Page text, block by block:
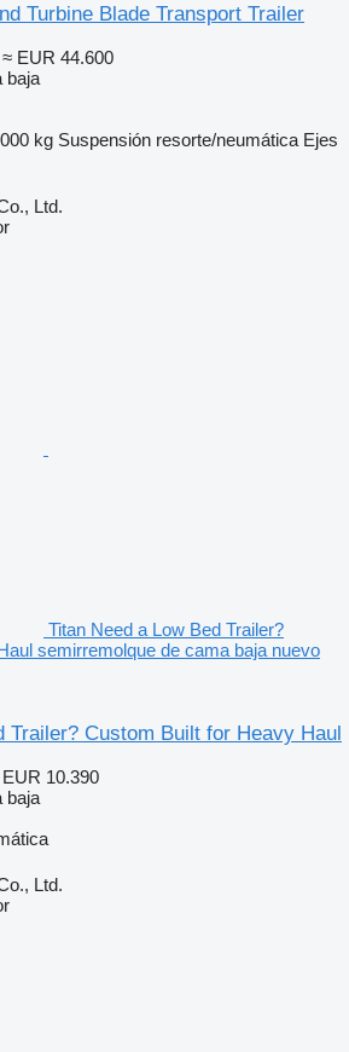
Turbine Blade Transport Trailer
≈ EUR 44.600
baja
kg Suspensión resorte/neumática Ejes
Ltd.
Titan Need a Low Bed Trailer?
semirremolque de cama baja nuevo
Trailer? Custom Built for Heavy Haul
10.390
baja
Ltd.